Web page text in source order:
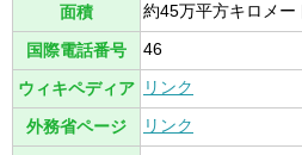
面積 約45万平方キロメー
国際電話番号 46
ウィキペディア リンク
外務省ページ リンク